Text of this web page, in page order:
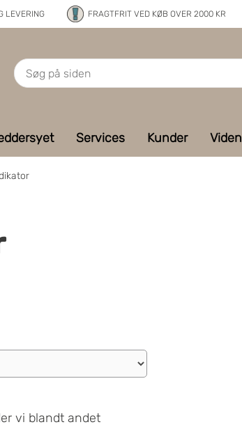
LEVERING FRAGTFRIT VED KØB OVER 2000 KR
Services Kunder Viden
vi blandt andet